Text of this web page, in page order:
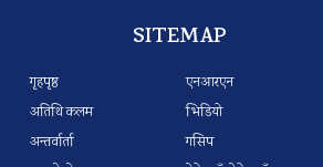
SITEMAP
गृहपृष्ठ
अतिथि कलम
अन्तर्वार्ता
एनआरएन
भिडियो
गसिप